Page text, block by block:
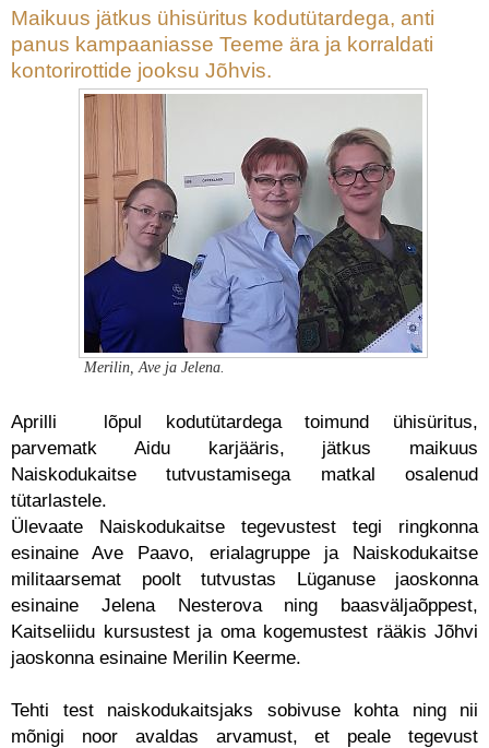
Maikuus jätkus ühisüritus kodutütardega, anti
panus kampaaniasse Teeme ära ja korraldati
kontorirottide jooksu Jõhvis.
Merilin, Ave ja Jelena.
Aprilli
lõpul kodutütardega toimund ühisüritus,
parvematk Aidu karjääris, jätkus maikuus
Naiskodukaitse tutvustamisega matkal osalenud
tütarlastele.
Ülevaate Naiskodukaitse tegevustest tegi ringkonna
esinaine Ave Paavo, erialagruppe ja Naiskodukaitse
militaarsemat poolt tutvustas Lüganuse jaoskonna
esinaine Jelena Nesterova ning baasväljaõppest,
Kaitseliidu kursustest ja oma kogemustest rääkis Jõhvi
jaoskonna esinaine Merilin Keerme.
Tehti test naiskodukaitsjaks sobivuse kohta ning nii
mõnigi noor avaldas arvamust, et peale tegevust